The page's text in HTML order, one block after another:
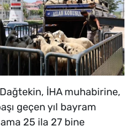
İHA muhabirine,
geçen yıl bayram
25 ila 27 bine